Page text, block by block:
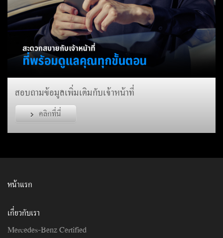
สอบถามข้อมูลเพิ่มเติมกับเจ้าหน้าที่
คลิกที่นี่
หน้าแรก
เกี่ยวกับเรา
Mercedes-Benz Certified